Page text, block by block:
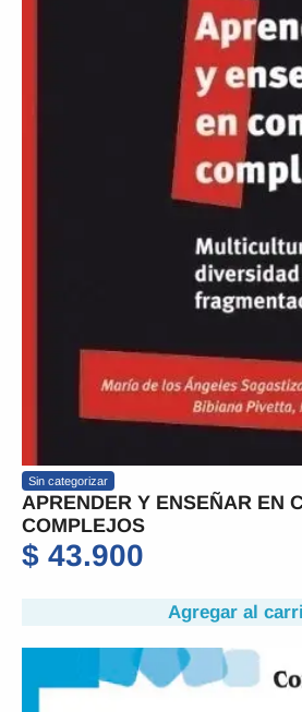
Sin categorizar
APRENDER Y ENSEÑAR EN
COMPLEJOS
$ 43.900
Agregar al